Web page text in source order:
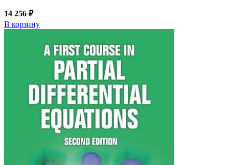
14 256 ₽
В корзину